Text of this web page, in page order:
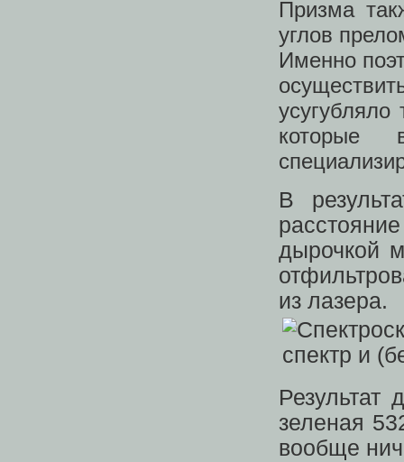
Призма
углов
Именно
которые
В
дырочкой
из лазера.
Результат
зеленая
вообще